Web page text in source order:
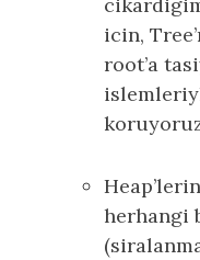
icin,
root’a
herhangi